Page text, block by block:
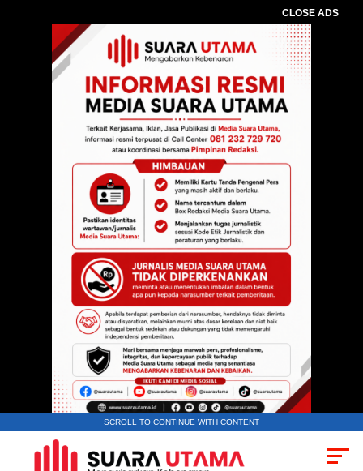
CLOSE ADS
SCROLL TO CONTINUE WITH CONTENT